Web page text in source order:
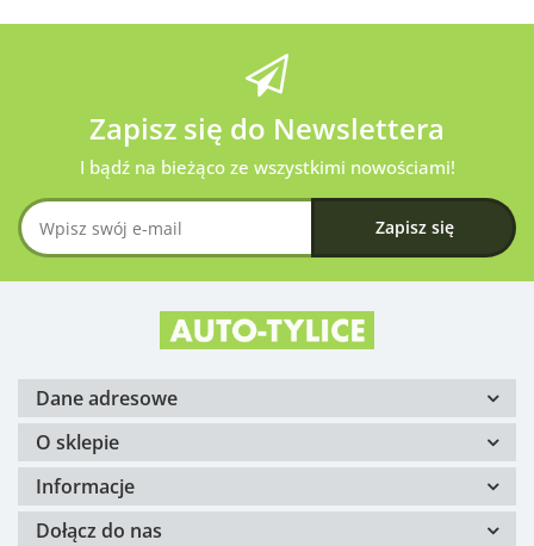
Zapisz się do Newslettera
I bądź na bieżąco ze wszystkimi nowościami!
Dane adresowe
O sklepie
Informacje
Dołącz do nas